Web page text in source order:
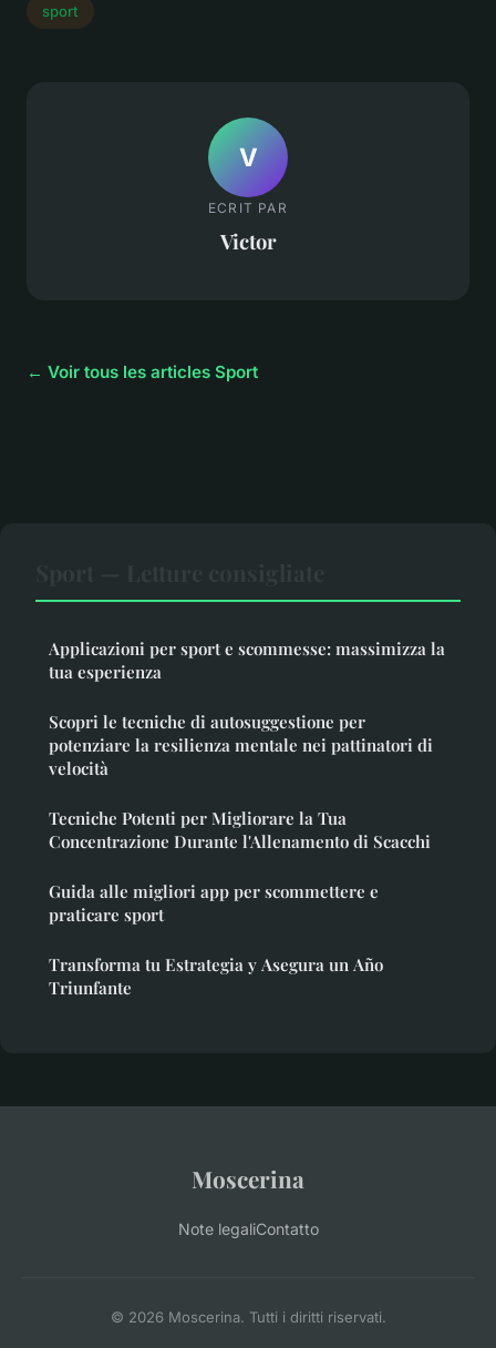
sport
V
ECRIT PAR
Victor
← Voir tous les articles Sport
Applicazioni per sport e scommesse: massimizza la
tua esperienza
Scopri le tecniche di autosuggestione per
potenziare la resilienza mentale nei pattinatori di
velocità
Tecniche Potenti per Migliorare la Tua
Concentrazione Durante l'Allenamento di Scacchi
Guida alle migliori app per scommettere e
praticare sport
Transforma tu Estrategia y Asegura un Año
Triunfante
Moscerina
Note legaliContatto
© 2026 Moscerina. Tutti i diritti riservati.